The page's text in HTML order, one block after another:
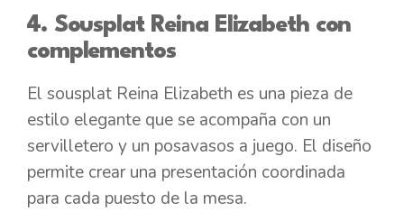
4. Sousplat Reina Elizabeth con
complementos
El sousplat Reina Elizabeth es una pieza de
estilo elegante que se acompaña con un
servilletero y un posavasos a juego. El diseño
permite crear una presentación coordinada
para cada puesto de la mesa.